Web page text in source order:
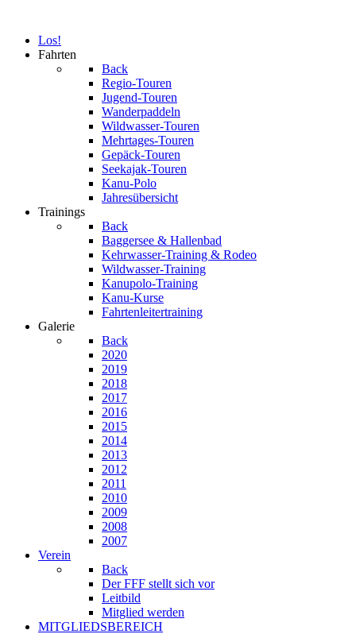
Los!
Fahrten
Back
Regio-Touren
Jugend-Touren
Wanderpaddeln
Wildwasser-Touren
Mehrtages-Touren
Gepäck-Touren
Seekajak-Touren
Kanu-Polo
Jahresübersicht
Trainings
Back
Baggersee & Hallenbad
Kehrwasser-Training & Rodeo
Wildwasser-Training
Kanupolo-Training
Kanu-Kurse
Fahrtenleitertraining
Galerie
Back
2020
2019
2018
2017
2016
2015
2014
2013
2012
2011
2010
2009
2008
2007
Verein
Back
Der FFF stellt sich vor
Leitbild
Mitglied werden
MITGLIEDSBEREICH